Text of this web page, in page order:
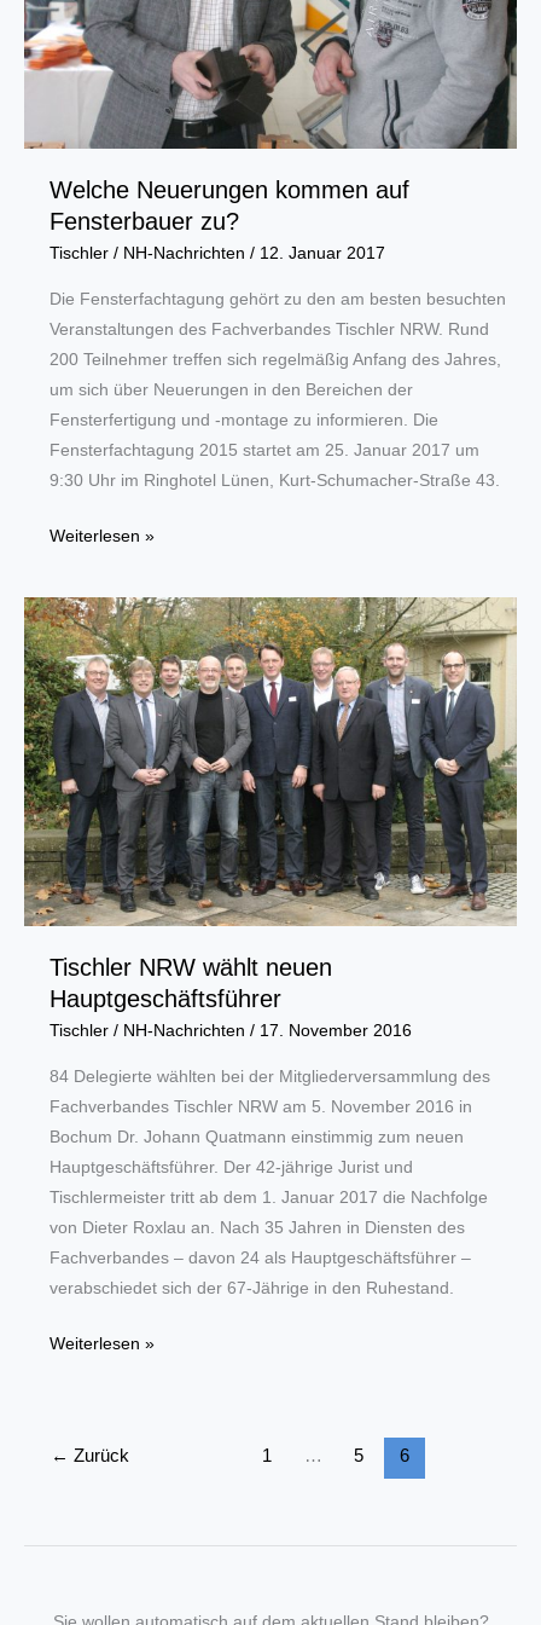
Welche Neuerungen kommen auf
Fensterbauer zu?
Tischler/ NH-Nachrichten / 12. Januar 2017
Die Fensterfachtagung gehört zu den am besten besuchten
Veranstaltungen des Fachverbandes Tischler NRW. Rund
200 Teilnehmer treffen sich regelmäßig Anfang des Jahres,
um sich über Neuerungen in den Bereichen der
Fensterfertigung und -montage zu informieren. Die
Fensterfachtagung 2015 startet am 25. Januar 2017 um
9:30 Uhr im Ringhotel Lünen, Kurt-Schumacher-Straße 43.
Welche
kommen
auf
Fensterbauer
zu?
Weiterlesen »
Tischler NRW wählt neuen
Hauptgeschäftsführer
Tischler/ NH-Nachrichten / 17. November 2016
84 Delegierte wählten bei der Mitgliederversammlung des
Fachverbandes Tischler NRW am 5. November 2016 in
Bochum Dr. Johann Quatmann einstimmig zum neuen
Hauptgeschäftsführer. Der 42-jährige Jurist und
Tischlermeister tritt ab dem 1. Januar 2017 die Nachfolge
von Dieter Roxlau an. Nach 35 Jahren in Diensten des
Fachverbandes – davon 24 als Hauptgeschäftsführer –
verabschiedet sich der 67-Jährige in den Ruhestand.
Tischler
Hauptgeschäftsführer
Weiterlesen »
← Zurück 1 … 5 6